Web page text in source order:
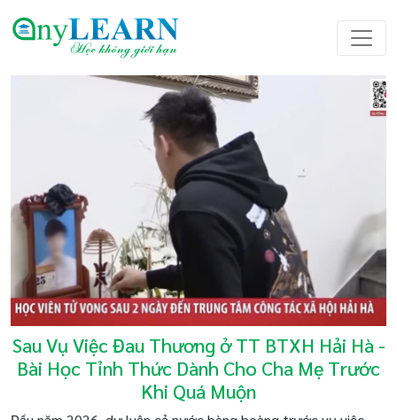
Sau Vụ Việc Đau Thương ở TT BTXH Hải Hà -
Bài Học Tỉnh Thức Dành Cho Cha Mẹ Trước
Khi Quá Muộn